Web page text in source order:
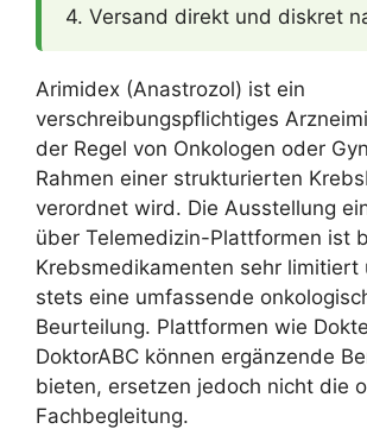
4. Versand direkt und diskret
Arimidex (Anastrozol) ist ein
verschreibungspflichtiges
der Regel von Onkologen oder
Rahmen einer strukturierten
verordnet wird. Die Ausstellung
über Telemedizin-Plattformen ist
Krebsmedikamenten sehr
stets eine umfassende
Beurteilung. Plattformen wie
DoktorABC können ergänzende
bieten, ersetzen jedoch nicht die
Fachbegleitung.